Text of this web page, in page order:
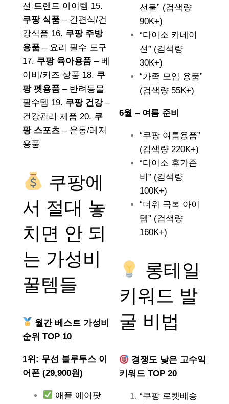
션 트렌드 아이템 15.
쿠팡 식품 – 간편식/건
강식품 16. 쿠팡 주방
용품 – 요리 필수 도구
17. 쿠팡 육아용품 – 베
이비/키즈 상품 18. 쿠
팡 펫용품 – 반려동물
필수템 19. 쿠팡 건강–
건강관리 제품 20. 쿠
팡 스포츠 – 운동/레저
용품
쿠팡에
서 절대 놓
치면 안 되
는 가성비
꿀템들
월간 베스트 가성비
순위 TOP 10
1위: 무선 블루투스 이
어폰 (29,900원)
애플 에어팟
선물” (검색량
90K+)
“다이소 카네이
션” (검색량
30K+)
“가족 모임 용품”
(검색량 55K+)
6월 – 여름 준비
“쿠팡 여름용품”
(검색량 220K+)
“다이소 휴가준
비” (검색량
100K+)
“더위 극복 아이
템” (검색량
160K+)
롱테일
키워드 발
굴 비법
경쟁도 낮은 고수익
키워드 TOP 20
“쿠팡 로켓배송